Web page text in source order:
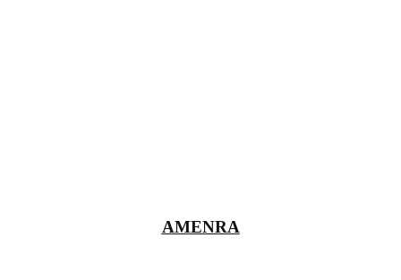
AMENRA